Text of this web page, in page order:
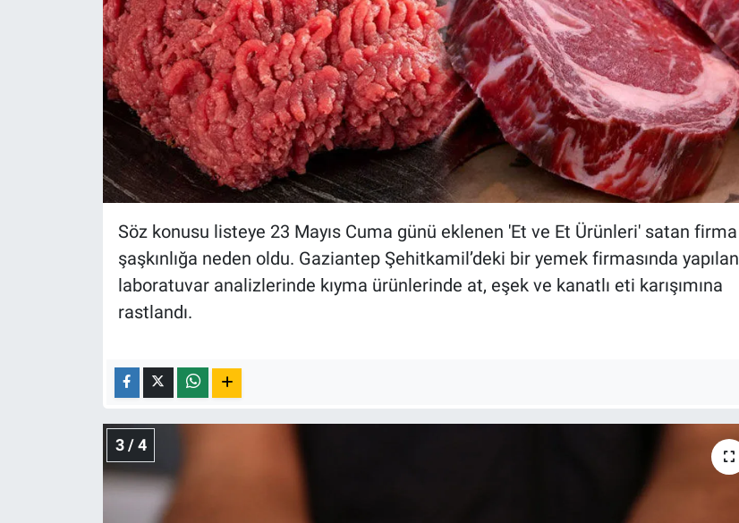
Söz konusu listeye 23 Mayıs Cuma günü eklenen 'Et ve Et Ürünleri' satan firma
şaşkınlığa neden oldu. Gaziantep Şehitkamil’deki bir yemek firmasında yapılan
laboratuvar analizlerinde kıyma ürünlerinde at, eşek ve kanatlı eti karışımına
rastlandı.
3 / 4
Yerel Gündem
Yerel Yaşam
Canlı Yayın